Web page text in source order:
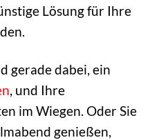
Lösung für Ihre
gerade dabei, ein
, und Ihre
im Wiegen. Oder Sie
genießen,